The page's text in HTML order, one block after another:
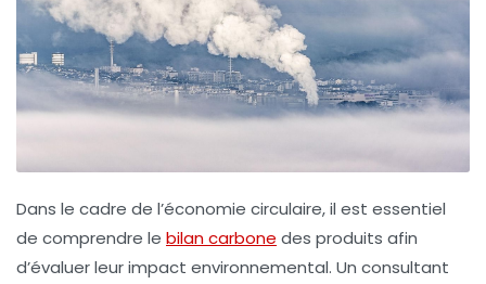
Dans le cadre de l’économie circulaire, il est essentiel
de comprendre le bilan carbone des produits afin
d’évaluer leur impact environnemental. Un consultant